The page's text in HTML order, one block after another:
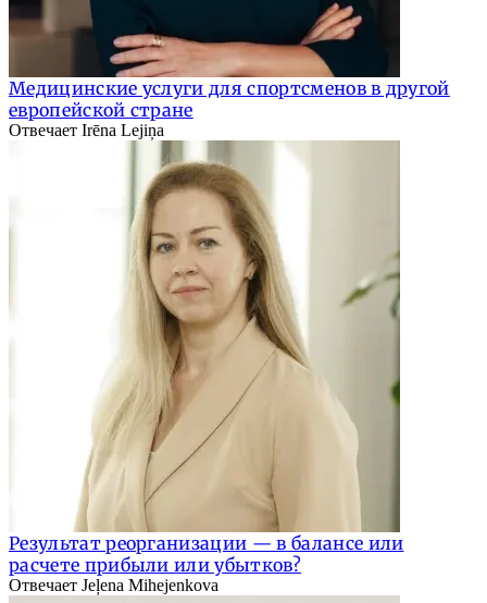
Медицинские услуги для спортсменов в другой
европейской стране
Отвечает Irēna Lejiņa
Результат реорганизации — в балансе или
расчете прибыли или убытков?
Отвечает Jeļena Mihejenkova